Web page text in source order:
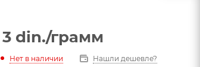
3 din./грамм
Нет в наличии Нашли дешевле?